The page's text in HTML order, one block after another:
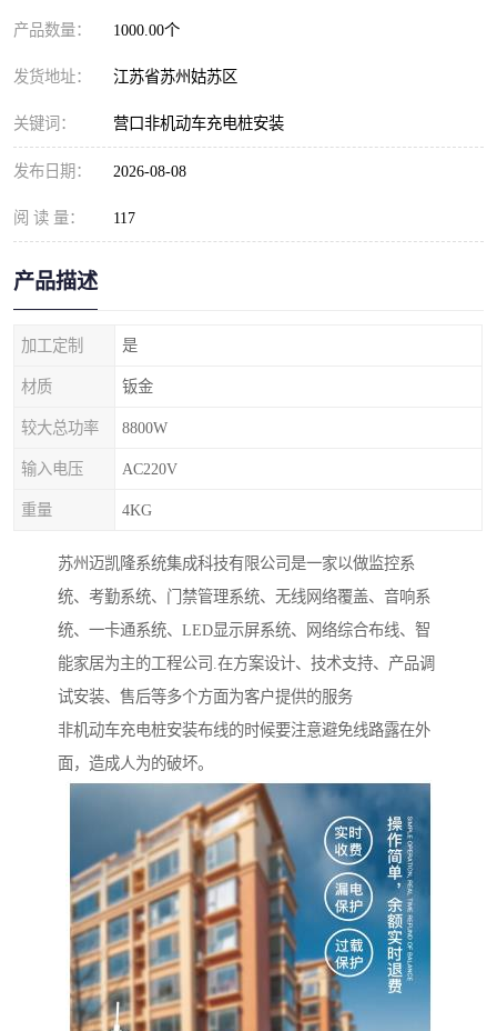
产品数量： 1000.00个
发货地址： 江苏省苏州姑苏区
关键词： 营口非机动车充电桩安装
发布日期： 2026-08-08
阅 读 量： 117
产品描述
加工定制 是
材质 钣金
较大总功率 8800W
输入电压 AC220V
重量 4KG
苏州迈凯隆系统集成科技有限公司是一家以做监控系
统、考勤系统、门禁管理系统、无线网络覆盖、音响系
统、一卡通系统、LED显示屏系统、网络综合布线、智
能家居为主的工程公司.在方案设计、技术支持、产品调
试安装、售后等多个方面为客户提供的服务
非机动车充电桩安装布线的时候要注意避免线路露在外
面，造成人为的破坏。